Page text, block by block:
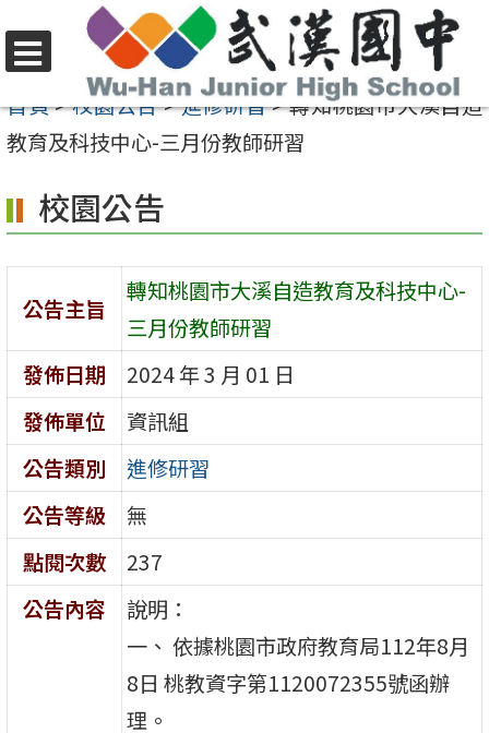
至
要
容
區
選
單
首頁>校園公告>進修研習>轉知桃園市大溪自造
教育及科技中心-三月份教師研習
校園公告
公告主旨
轉知桃園市大溪自造教育及科技中心-
三月份教師研習
發佈日期
2024 年 3 月 01 日
發佈單位
資訊組
公告類別
進修研習
公告等級
無
點閱次數
237
公告內容
說明：
一、 依據桃園市政府教育局112年8月
8日 桃教資字第1120072355號函辦
理。